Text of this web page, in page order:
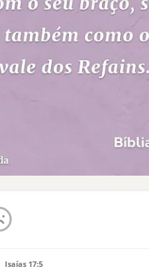
Isaías 17:5